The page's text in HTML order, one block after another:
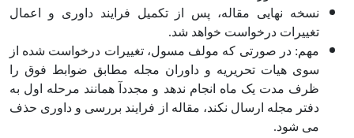
نسخه نهایی مقاله، پس از تکمیل فرایند داوری و اعمال
تغییرات درخواست خواهد شد.
مهم: در صورتی که مولف مسول، تغییرات درخواست شده از
سوی هیات تحریریه و داوران مجله مطابق ضوابط فوق را
ظرف مدت یک ماه انجام ندهد و مجددآ همانند مرحله اول به
دفتر مجله ارسال نکند، مقاله از فرایند بررسی و داوری حذف
می شود.